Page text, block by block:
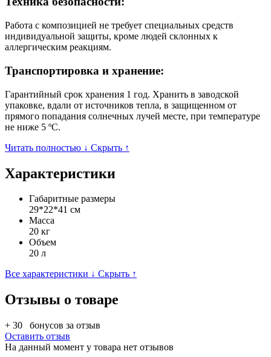
Работа с композицией не требует специальных средств
индивидуальной защиты, кроме людей склонных к
аллергическим реакциям.
Транспортировка и хранение:
Гарантийный срок хранения 1 год. Хранить в заводской
упаковке, вдали от источников тепла, в защищенном от
прямого попадания солнечных лучей месте, при температуре
не ниже 5 ºС.
Читать полностью ↓ Скрыть ↑
Характеристики
Габаритные размеры
29*22*41 см
Масса
20 кг
Объем
20 л
Все характеристики ↓ Скрыть ↑
Отзывы о товаре
+ 30
бонусов за отзыв
Оставить отзыв
На данный момент у товара нет отзывов